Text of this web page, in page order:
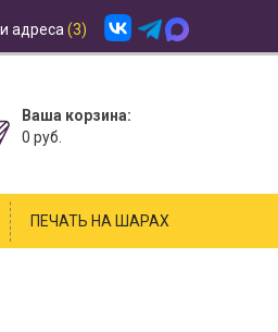
адреса (3)
Ваша корзина:
0 руб.
ПЕЧАТЬ НА ШАРАХ